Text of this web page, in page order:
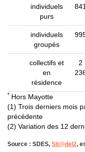
individuels
purs
841
individuels
groupés
collectifs et
en
résidence
2
* Hors Mayotte
(1) Trois derniers mois
précédente
(2) Variation des 12
Source : SDES, Sit@del2,